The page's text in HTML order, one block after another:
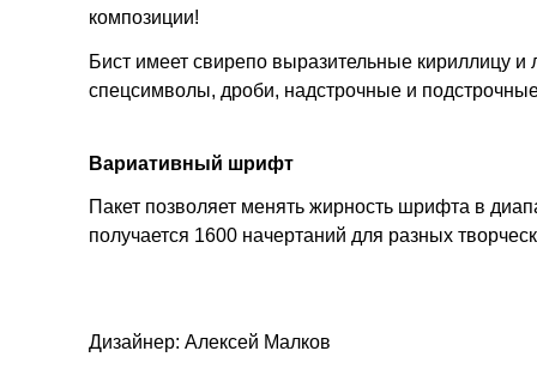
и
композиции!
Бист имеет свирепо выразительные кириллицу и
спецсимволы, дроби, надстрочные и
Вариативный шрифт
Пакет позволяет менять жирность шрифта в
получается 1600 начертаний для разных
Дизайнер: Алексей Малков